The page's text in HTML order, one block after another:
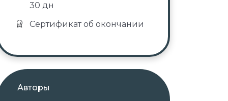
30 дн
Сертификат об окончании
Авторы